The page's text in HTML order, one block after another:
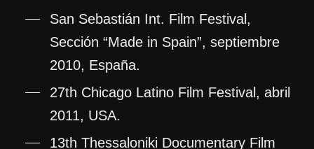
San Sebastián Int. Film Festival,
Sección “Made in Spain”, septiembre
2010, España.
27th Chicago Latino Film Festival, abril
2011, USA.
13th Thessaloniki Documentary Film